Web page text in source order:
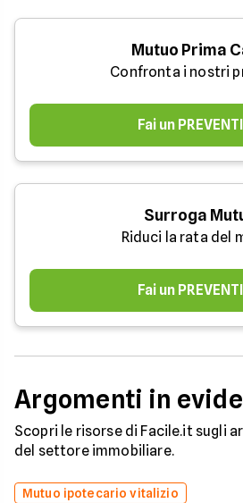
Mutuo Prima
Confronta i nostri
Fai un
Surroga
Riduci la rata del
Fai un
Argomenti in
Scopri le risorse di Facile.it sugli
del settore immobiliare.
Mutuo ipotecario vitalizio